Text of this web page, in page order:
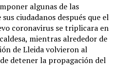
algunas de las
ciudadanos después que el
coronavirus se triplicara en
mientras alrededor de
de Lleida volvieron al
detener la propagación del